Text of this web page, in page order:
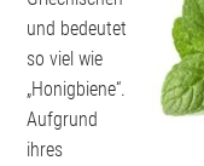
und bedeutet
so viel wie
„Honigbiene“.
Aufgrund
ihres